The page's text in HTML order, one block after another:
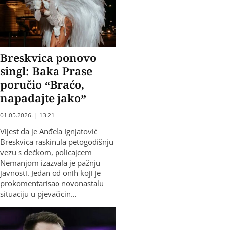
Breskvica ponovo
singl: Baka Prase
poručio “Braćo,
napadajte jako”
01.05.2026. | 13:21
Vijest da je Anđela Ignjatović
Breskvica raskinula petogodišnju
vezu s dečkom, policajcem
Nemanjom izazvala je pažnju
javnosti. Jedan od onih koji je
prokomentarisao novonastalu
situaciju u pjevačicin…